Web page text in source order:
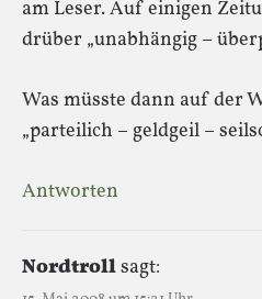
am Leser. Auf einigen
drüber „unabhängig –
Was müsste dann auf der
„parteilich – geldgeil –
Antworten
Nordtrollsagt: